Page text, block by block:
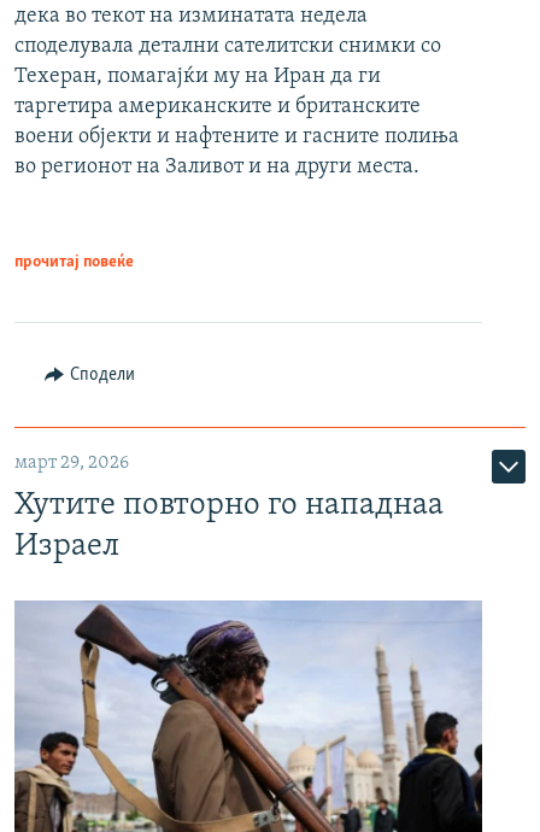
дека во текот на изминатата недела
споделувала детални сателитски снимки со
Техеран, помагајќи му на Иран да ги
таргетира американските и британските
воени објекти и нафтените и гасните полиња
во регионот на Заливот и на други места.
прочитај повеќе
Сподели
март 29, 2026
Хутите повторно го нападнаа
Израел